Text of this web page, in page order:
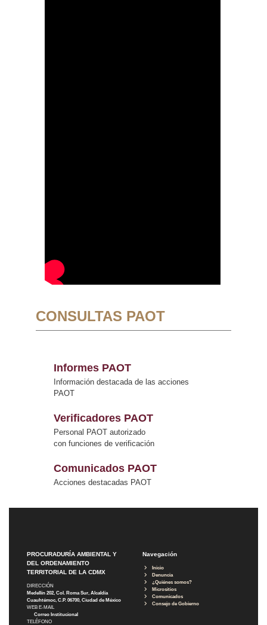
CONSULTAS PAOT
Informes PAOT
Información destacada de las acciones
PAOT
Verificadores PAOT
Personal PAOT autorizado
con funciones de verificación
Comunicados PAOT
Acciones destacadas PAOT
PROCURADURÍA AMBIENTAL Y
DEL ORDENAMIENTO
TERRITORIAL DE LA CDMX
DIRECCIÓN
Medellín 202, Col. Roma Sur, Alcaldía
Cuauhtémoc, C.P. 06700, Ciudad de México
WEB E-MAIL
Correo Institucional
TELÉFONO
Navegación
Inicio
Denuncia
¿Quiénes somos?
Micrositios
Comunicados
Consejo de Gobierno